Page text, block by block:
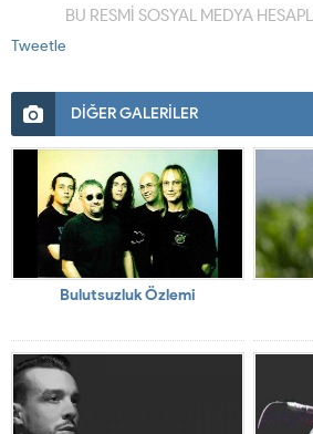
BU RESMİ SOSYAL MEDYA
Tweetle
DİĞER GALERİLER
Bulutsuzluk Özlemi